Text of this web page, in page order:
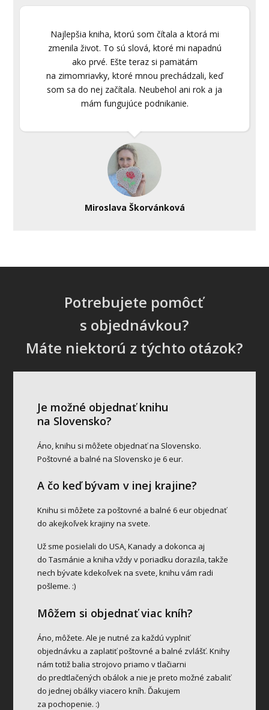
Najlepšia kniha, ktorú som čítala a ktorá mi
zmenila život. To sú slová, ktoré mi napadnú
ako prvé. Ešte teraz si pamätám
na zimomriavky, ktoré mnou prechádzali, keď
som sa do nej začítala. Neubehol ani rok a ja
mám fungujúce podnikanie.
Miroslava Škorvánková
Potrebujete pomôcť
s objednávkou?
Máte niektorú z týchto otázok?
Je možné objednať knihu
na Slovensko?
Áno, knihu si môžete objednať na Slovensko.
Poštovné a balné na Slovensko je 6 eur.
A čo keď bývam v inej krajine?
Knihu si môžete za poštovné a balné 6 eur objednať
do akejkoľvek krajiny na svete.
Už sme posielali do USA, Kanady a dokonca aj
do Tasmánie a kniha vždy v poriadku dorazila, takže
nech bývate kdekoľvek na svete, knihu vám radi
pošleme. :)
Môžem si objednať viac kníh?
Áno, môžete. Ale je nutné za každú vyplniť
objednávku a zaplatiť poštovné a balné zvlášť. Knihy
nám totiž balia strojovo priamo v tlačiarni
do predtlačených obálok a nie je preto možné zabaliť
do jednej obálky viacero kníh. Ďakujem
za pochopenie. :)